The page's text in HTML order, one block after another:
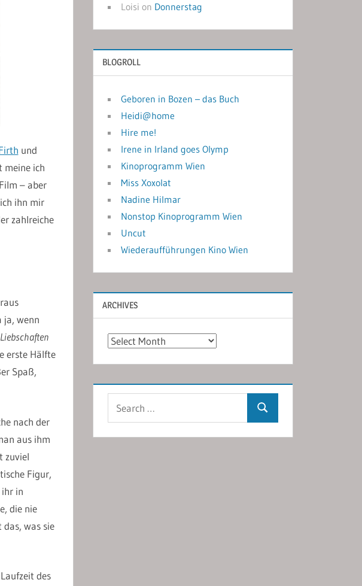
und
meine ich
– aber
ihn mir
zahlreiche
ja, wenn
erste Hälfte
Spaß,
nach der
aus ihm
zuviel
Figur,
in
die nie
was sie
des
Loisi on Donnerstag
BLOGROLL
Geboren in Bozen – das Buch
Heidi@home
Hire me!
Irene in Irland goes Olymp
Kinoprogramm Wien
Miss Xoxolat
Nadine Hilmar
Nonstop Kinoprogramm Wien
Uncut
Wiederaufführungen Kino Wien
ARCHIVES
Archives
Search